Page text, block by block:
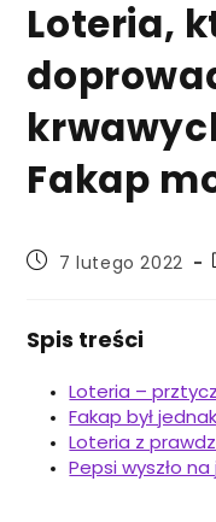
Loteria,
Fakap
Post7 lutego 2022
Spis treści
Loteria –
Fakap był
Loteria z
Pepsi wyszło